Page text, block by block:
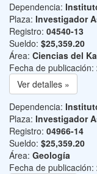
Dependencia:
Plaza: Investigador
Registro: 04540-13
Sueldo: $25,359.20
Área: Ciencias del
Fecha de publicación:
Ver detalles »
Dependencia:
Plaza: Investigador
Registro: 04966-14
Sueldo: $25,359.20
Área: Geología
Fecha de publicación: